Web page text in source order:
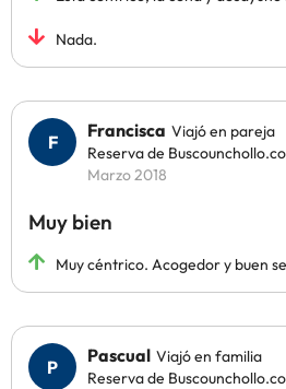
Nada.
Francisca Viajó en pareja
Reserva de
Marzo 2018
Muy bien
Muy céntrico. Acogedor y buen
Pascual Viajó en familia
Reserva de